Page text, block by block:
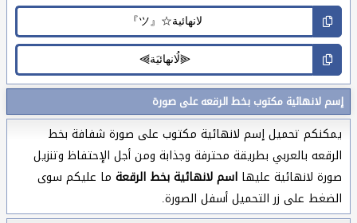
إسم لانهائية مكتوب بخط الرقعه على صورة
يمكنكم تحميل إسم لانهائية مكتوب على صورة شفافة بخط
الرقعه بالعربي بطريقة محترفة وجذابة ومن أجل الإحتفاظ وتنزيل
صورة لانهائية عليها اسم لانهائية بخط الرقعة ما عليكم سوى
الضغط على زر التحميل أسفل الصورة.